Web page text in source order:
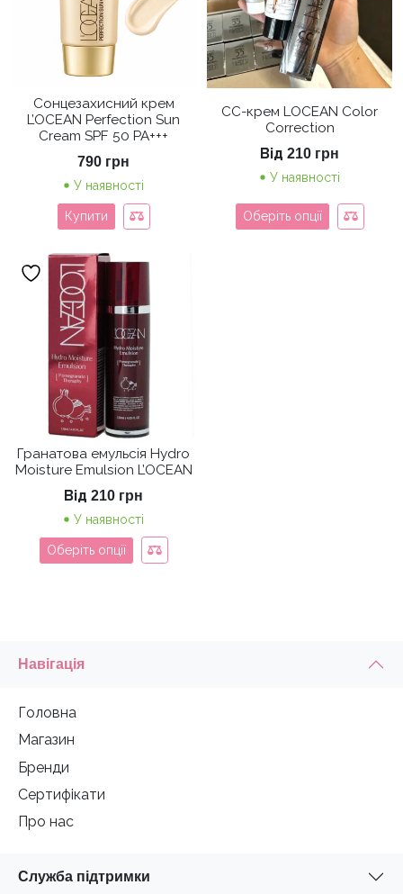
Сонцезахисний крем
L’OCEAN Perfection Sun
Cream SPF 50 PA+++
790 грн
У наявності
Купити
СС-крем LOCEAN Color
Correction
Від 210 грн
У наявності
Оберіть опції
Гранатова емульсія Hydro
Moisture Emulsion L’OCEAN
Від 210 грн
У наявності
Оберіть опції
Навігація
Головна
Магазин
Бренди
Сертифікати
Про нас
Служба підтримки